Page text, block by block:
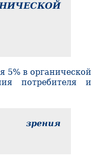
5% в органической
потребителя и